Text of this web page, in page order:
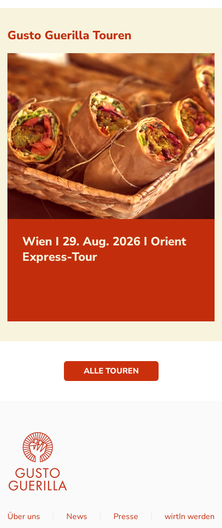
Gusto Guerilla Touren
Wien I 29. Aug. 2026 I Orient
Express-Tour
ALLE TOUREN
Über uns News Presse
wirtIn werden